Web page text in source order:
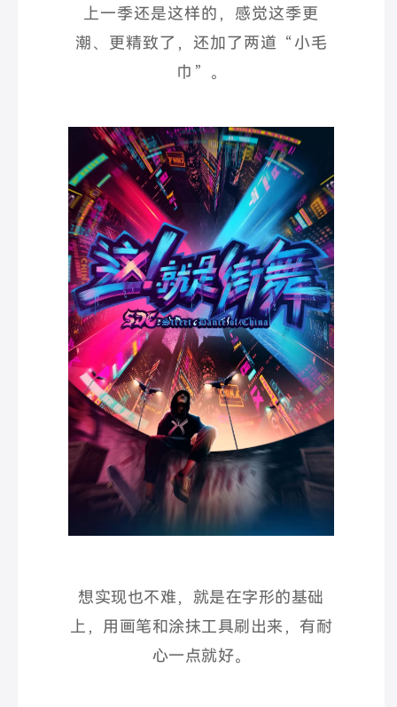
上一季还是这样的，感觉这季更
潮、更精致了，还加了两道“小毛
巾 ” 。
想实现也不难，就是在字形的基础
上，用画笔和涂抹工具刷出来，有耐
心一点就好。